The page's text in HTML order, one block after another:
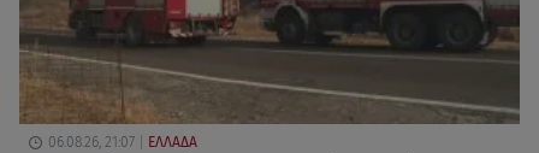
06.08.26, 21:07 ΕΛΛΑΔΑ